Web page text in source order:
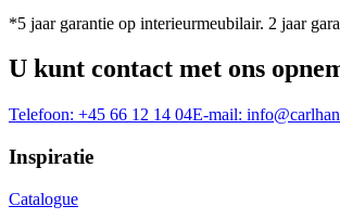
*5 jaar garantie op interieurmeubilair. 2 jaar
U kunt contact met ons
Telefoon: +45 66 12 14 04E-mail:
Inspiratie
Catalogue